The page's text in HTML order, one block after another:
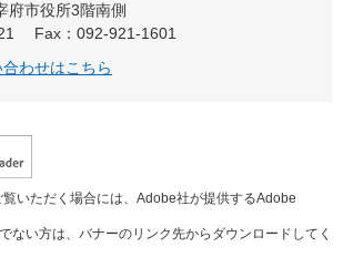
府市役所3階南側
Fax：092-921-1601
わせはこちら
いただく場合には、Adobe社が提供するAdobe
ない方は、バナーのリンク先からダウンロードしてく